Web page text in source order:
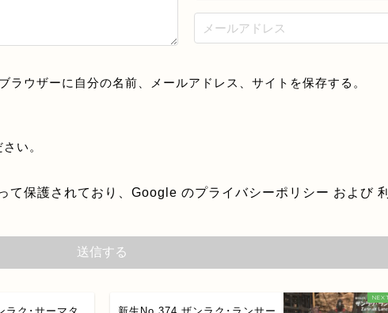
ラウザーに自分の名前、メールアドレス、サイトを保存する。
い。
て保護されており、Google のプライバシーポリシー および 利